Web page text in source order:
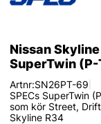
Nissan
SuperTwin
Artnr:SN26PT-69
SPECs SuperTwin
som kör Street,
Skyline R34